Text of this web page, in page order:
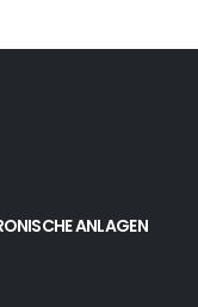
ANLAGEN